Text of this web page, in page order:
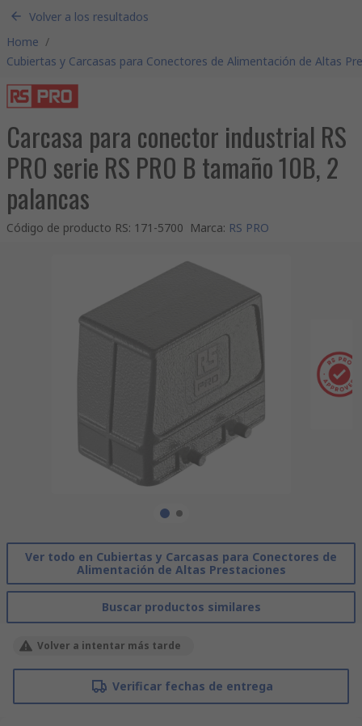
Volver a los resultados
Home /
Cubiertas y Carcasas para Conectores de Alimentación de Altas
Carcasa para conector industrial RS
PRO serie RS PRO B tamaño 10B, 2
palancas
Código de producto RS: 171-5700 Marca: RS PRO
Ver todo en Cubiertas y Carcasas para Conectores de
Alimentación de Altas Prestaciones
Buscar productos similares
Volver a intentar más tarde
Verificar fechas de entrega